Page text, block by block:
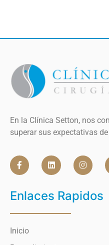
En la Clínica Setton, nos
superar sus expectativas
Enlaces Rapidos
Inicio